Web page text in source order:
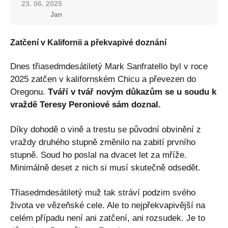
23. 06. 2025
Jan
Zatčení v Kalifornii a překvapivé doznání
Dnes třiasedmdesátiletý Mark Sanfratello byl v roce
2025 zatčen v kalifornském Chicu a převezen do
Oregonu. Tváří v tvář novým důkazům se u soudu k
vraždě Teresy Peroniové sám doznal.
Díky dohodě o vině a trestu se původní obvinění z
vraždy druhého stupně změnilo na zabití prvního
stupně. Soud ho poslal na dvacet let za mříže.
Minimálně deset z nich si musí skutečně odsedět.
Třiasedmdesátiletý muž tak stráví podzim svého
života ve vězeňské cele. Ale to nejpřekvapivější na
celém případu není ani zatčení, ani rozsudek. Je to